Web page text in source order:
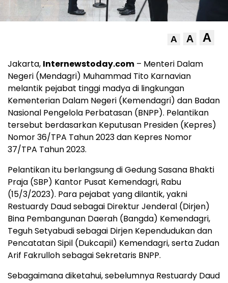
A A A
Jakarta, Internewstoday.com – Menteri Dalam
Negeri (Mendagri) Muhammad Tito Karnavian
melantik pejabat tinggi madya di lingkungan
Kementerian Dalam Negeri (Kemendagri) dan Badan
Nasional Pengelola Perbatasan (BNPP). Pelantikan
tersebut berdasarkan Keputusan Presiden (Kepres)
Nomor 36/TPA Tahun 2023 dan Kepres Nomor
37/TPA Tahun 2023.
Pelantikan itu berlangsung di Gedung Sasana Bhakti
Praja (SBP) Kantor Pusat Kemendagri, Rabu
(15/3/2023). Para pejabat yang dilantik, yakni
Restuardy Daud sebagai Direktur Jenderal (Dirjen)
Bina Pembangunan Daerah (Bangda) Kemendagri,
Teguh Setyabudi sebagai Dirjen Kependudukan dan
Pencatatan Sipil (Dukcapil) Kemendagri, serta Zudan
Arif Fakrulloh sebagai Sekretaris BNPP.
Sebagaimana diketahui, sebelumnya Restuardy Daud